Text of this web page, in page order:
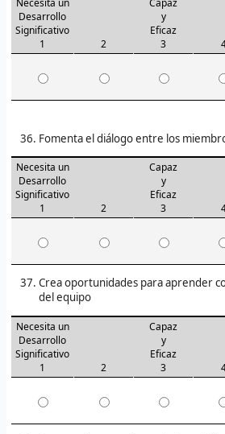
Necesita un
Desarrollo
Significativo
1
2
Capaz
y
Eficaz
3
Fomenta el diálogo entre los
Necesita un
Desarrollo
Significativo
1
2
Capaz
y
Eficaz
3
Crea oportunidades para aprender
del equipo
Necesita un
Desarrollo
Significativo
1
2
Capaz
y
Eficaz
3